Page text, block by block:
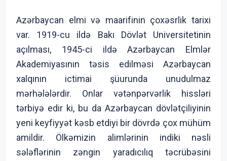
Azərbaycan elmi və maarifinin çoxəsrlik tarixi
var. 1919-cu ildə Bakı Dövlət Universitetinin
açılması, 1945-ci ildə Azərbaycan Elmlər
Akademiyasının təsis edilməsi Azərbaycan
xalqının ictimai şüurunda unudulmaz
mərhələlərdir. Onlar vətənpərvərlik hissləri
tərbiyə edir ki, bu da Azərbaycan dövlətçiliyinin
yeni keyfiyyət kəsb etdiyi bir dövrdə çox mühüm
amildir. Ölkəmizin alimlərinin indiki nəsli
sələflərinin zəngin yaradıcılıq təcrübəsini